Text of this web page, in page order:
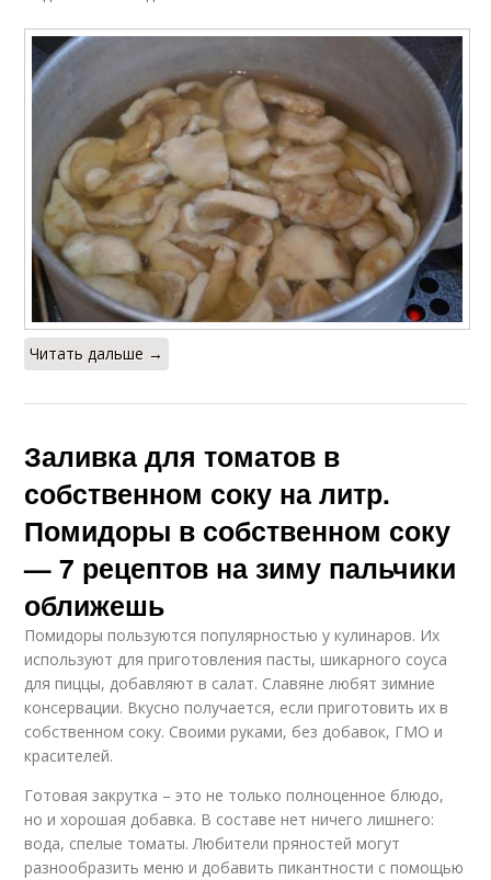
Читать дальше →
Заливка для томатов в
собственном соку на литр.
Помидоры в собственном соку
— 7 рецептов на зиму пальчики
оближешь
Помидоры пользуются популярностью у кулинаров. Их
используют для приготовления пасты, шикарного соуса
для пиццы, добавляют в салат. Славяне любят зимние
консервации. Вкусно получается, если приготовить их в
собственном соку. Своими руками, без добавок, ГМО и
красителей.
Готовая закрутка – это не только полноценное блюдо,
но и хорошая добавка. В составе нет ничего лишнего:
вода, спелые томаты. Любители пряностей могут
разнообразить меню и добавить пикантности с помощью